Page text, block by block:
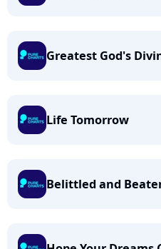
Greatest God's
Life Tomorrow
Belittled and